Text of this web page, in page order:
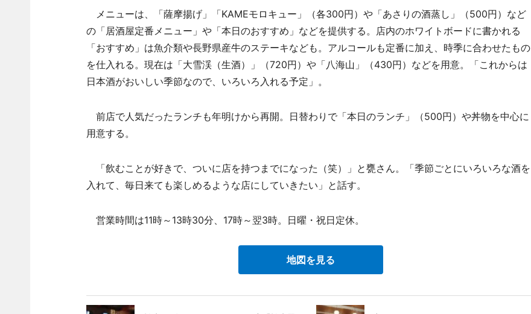
メニューは、「薩摩揚げ」「KAMEモロキュー」（各300円）や「あさりの酒蒸し」（500円）など
の「居酒屋定番メニュー」や「本日のおすすめ」などを提供する。店内のホワイトボードに書かれる
「おすすめ」は魚介類や長野県産牛のステーキなども。アルコールも定番に加え、時季に合わせたもの
を仕入れる。現在は「大雪渓（生酒）」（720円）や「八海山」（430円）などを用意。「これからは
日本酒がおいしい季節なので、いろいろ入れる予定」。
前店で人気だったランチも年明けから再開。日替わりで「本日のランチ」（500円）や丼物を中心に
用意する。
「飲むことが好きで、ついに店を持つまでになった（笑）」と甕さん。「季節ごとにいろいろな酒を
入れて、毎日来ても楽しめるような店にしていきたい」と話す。
営業時間は11時～13時30分、17時～翌3時。日曜・祝日定休。
地図を見る